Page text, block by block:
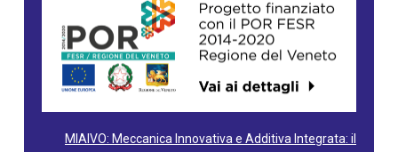
MIAIVO: Meccanica Innovativa e Additiva Integrata: il